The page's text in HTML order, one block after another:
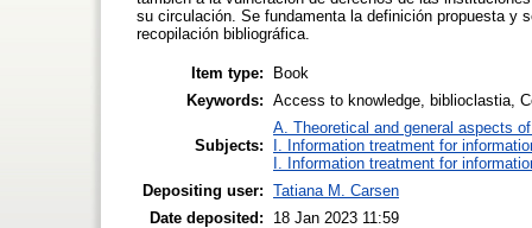
su circulación. Se fundamenta la definición propuesta y
recopilación bibliográfica.
Item type:
Book
Keywords: Access to knowledge, biblioclastia,
Subjects:
A. Theoretical and general aspects
I. Information treatment for
I. Information treatment for
Depositing user: Tatiana M. Carsen
Date deposited:
18 Jan 2023 11:59